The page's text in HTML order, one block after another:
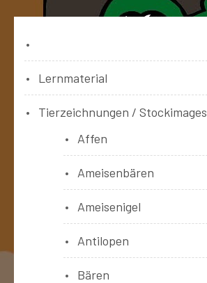
Lernmaterial
Tierzeichnungen / Stockimages
Affen
Ameisenbären
Ameisenigel
Antilopen
Bären